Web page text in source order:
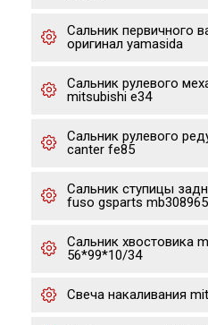
Сальник первичного
оригинал yamasida
Сальник рулевого
mitsubishi e34
Сальник рулевого
canter fe85
Сальник ступицы
fuso gsparts mb308965
Сальник хвостовика
56*99*10/34
Свеча накаливания